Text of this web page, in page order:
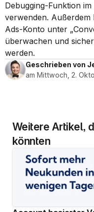
Debugging-Funktion
verwenden. Außerdem
Ads-Konto unter
überwachen und
werden.
Geschrieben von
am Mittwoch, 2.
Weitere Artikel,
könnten